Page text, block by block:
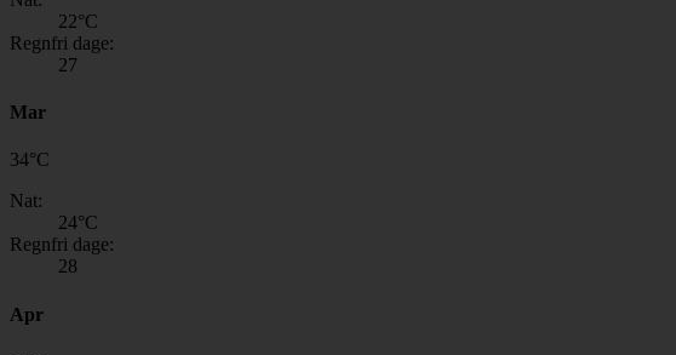
22°C
Regnfri dage:
27
Mar
34°C
Nat:
24°C
Regnfri dage:
28
Apr